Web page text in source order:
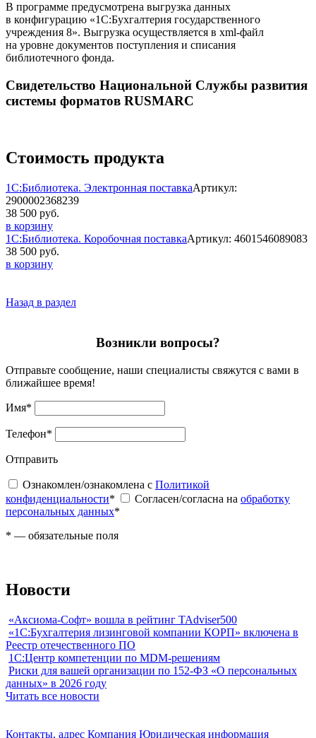
В программе предусмотрена выгрузка данных
в конфигурацию «1С:Бухгалтерия государственного
учреждения 8». Выгрузка осуществляется в xml-файл
на уровне документов поступления и списания
библиотечного фонда.
Свидетельство Национальной Службы развития
системы форматов RUSMARC
Стоимость продукта
1С:Библиотека. Электронная поставкаАртикул:
2900002368239
38 500 руб.
в корзину
1С:Библиотека. Коробочная поставкаАртикул: 4601546089083
38 500 руб.
в корзину
Назад в раздел
Возникли вопросы?
Отправьте сообщение, наши специалисты свяжутся с вами в
ближайшее время!
Имя*
Телефон*
Отправить
Ознакомлен/ознакомлена с Политикой
конфиденциальности* Согласен/согласна на обработку
персональных данных*
* — обязательные поля
Новости
«Аксиома-Софт» вошла в рейтинг TAdviser500
«1С:Бухгалтерия лизинговой компании КОРП» включена в
Реестр отечественного ПО
1С:Центр компетенции по MDM-решениям
Риски для вашей организации по 152-ФЗ «О персональных
данных» в 2026 году
Читать все новости
Контакты, адрес Компания Юридическая информация